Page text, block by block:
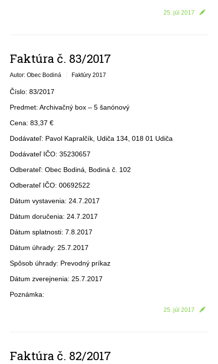
25. júl 2017
Faktúra č. 83/2017
Autor: Obec Bodiná Faktúry 2017
Číslo: 83/2017
Predmet: Archivačný box – 5 šanónový
Cena: 83,37 €
Dodávateľ: Pavol Kapralčík, Udiča 134, 018 01 Udiča
Dodávateľ IČO: 35230657
Odberateľ: Obec Bodiná, Bodiná č. 102
Odberateľ IČO: 00692522
Dátum vystavenia: 24.7.2017
Dátum doručenia: 24.7.2017
Dátum splatnosti: 7.8.2017
Dátum úhrady: 25.7.2017
Spôsob úhrady: Prevodný príkaz
Dátum zverejnenia: 25.7.2017
Poznámka:
25. júl 2017
Faktúra č. 82/2017